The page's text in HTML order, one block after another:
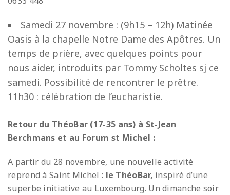
Samedi 27 novembre : (9h15 – 12h) Matinée
Oasis à la chapelle Notre Dame des Apôtres. Un
temps de prière, avec quelques points pour
nous aider, introduits par Tommy Scholtes sj ce
samedi. Possibilité de rencontrer le prêtre.
11h30 : célébration de l’eucharistie.
Retour du ThéoBar (17-35 ans) à St-Jean
Berchmans et au Forum st Michel :
A partir du 28 novembre, une nouvelle activité
reprend à Saint Michel : le ThéoBar, inspiré d’une
superbe initiative au Luxembourg. Un dimanche soir